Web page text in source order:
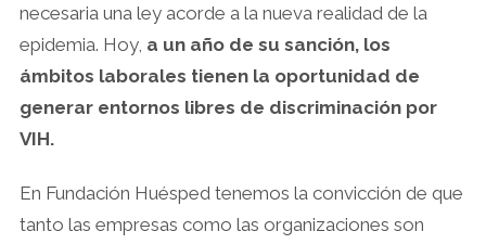
necesaria una ley acorde a la nueva realidad de la
epidemia. Hoy, a un año de su sanción, los
ámbitos laborales tienen la oportunidad de
generar entornos libres de discriminación por
VIH.
En Fundación Huésped tenemos la convicción de que
tanto las empresas como las organizaciones son